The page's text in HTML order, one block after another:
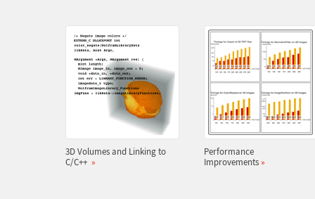
3D Volumes and Linking to
C/C++ »
Performance
Improvements »